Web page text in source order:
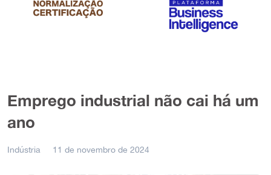
Emprego industrial não cai há um
ano
Indústria 11 de novembro de 2024